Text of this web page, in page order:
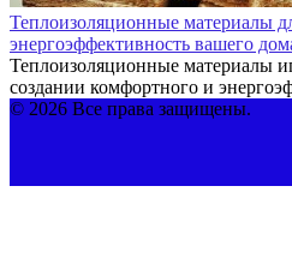
Теплоизоляционные материалы
энергоэффективность вашего
Теплоизоляционные материалы
создании комфортного и
© 2026 Все права защищены.